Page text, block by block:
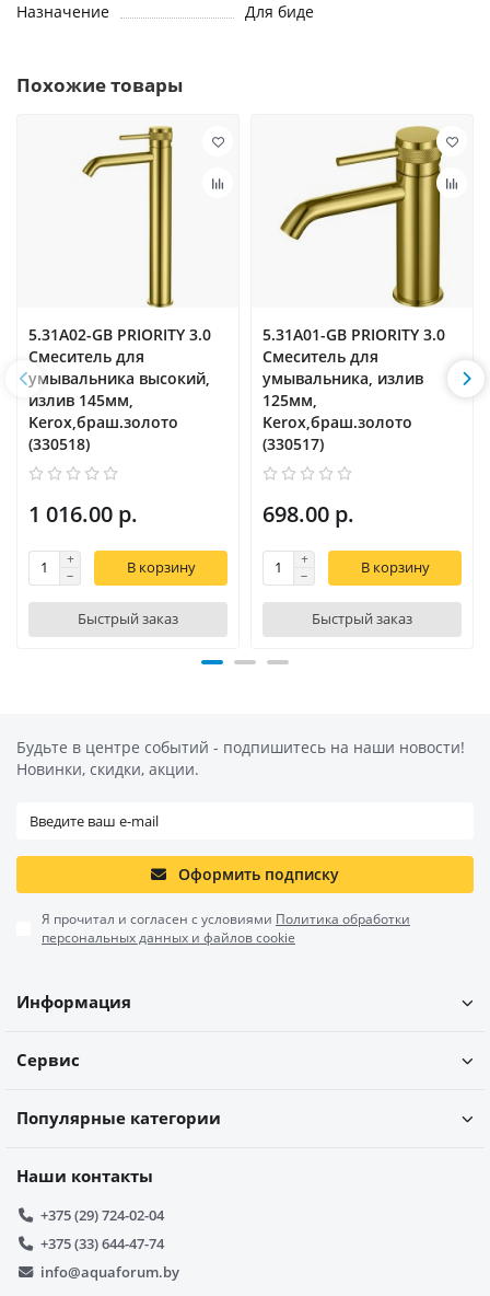
Назначение
Для биде
Похожие товары
5.31A02-GB PRIORITY 3.0
Cмеситель для
умывальника высокий,
излив 145мм,
Kerox,браш.золото
(330518)
1 016.00 р.
В корзину
Быстрый заказ
5.31A01-GB PRIORITY 3.0
Cмеситель для
умывальника, излив
125мм,
Kerox,браш.золото
(330517)
698.00 р.
В корзину
Быстрый заказ
Будьте в центре событий - подпишитесь на наши новости!
Новинки, скидки, акции.
Оформить подписку
Я прочитал и согласен с условиями Политика обработки
персональных данных и файлов cookie
Информация
Сервис
Популярные категории
Наши контакты
+375 (29) 724-02-04
+375 (33) 644-47-74
info@aquaforum.by